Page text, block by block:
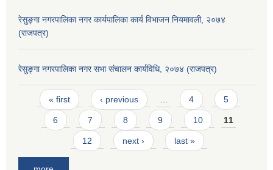
रेसुङ्गा नगरपालिका नगर कार्यपालिका कार्य विभाजन नियमावली, २०७४
(राजपत्र)
रेसुङ्गा नगरपालिका नगर सभा संचालन कार्यविधि, २०७४ (राजपत्र)
Pages
« first ‹ previous 4 5
6 7 8 9 10 11
12 next › last »